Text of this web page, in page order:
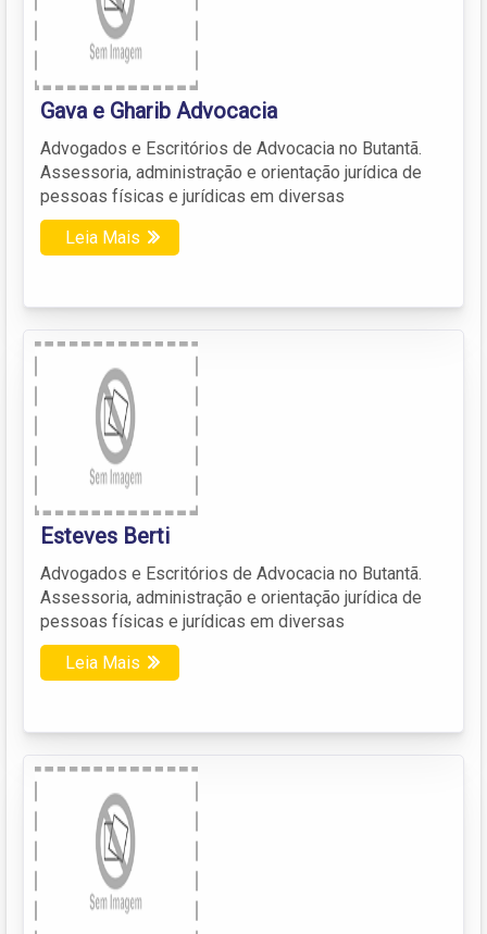
Gava e Gharib Advocacia
Advogados e Escritórios de Advocacia no Butantã.
Assessoria, administração e orientação jurídica de
pessoas físicas e jurídicas em diversas
Leia Mais
Esteves Berti
Advogados e Escritórios de Advocacia no Butantã.
Assessoria, administração e orientação jurídica de
pessoas físicas e jurídicas em diversas
Leia Mais